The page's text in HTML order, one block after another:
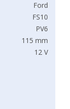
Ford
FS10
PV6
115 mm
12 V